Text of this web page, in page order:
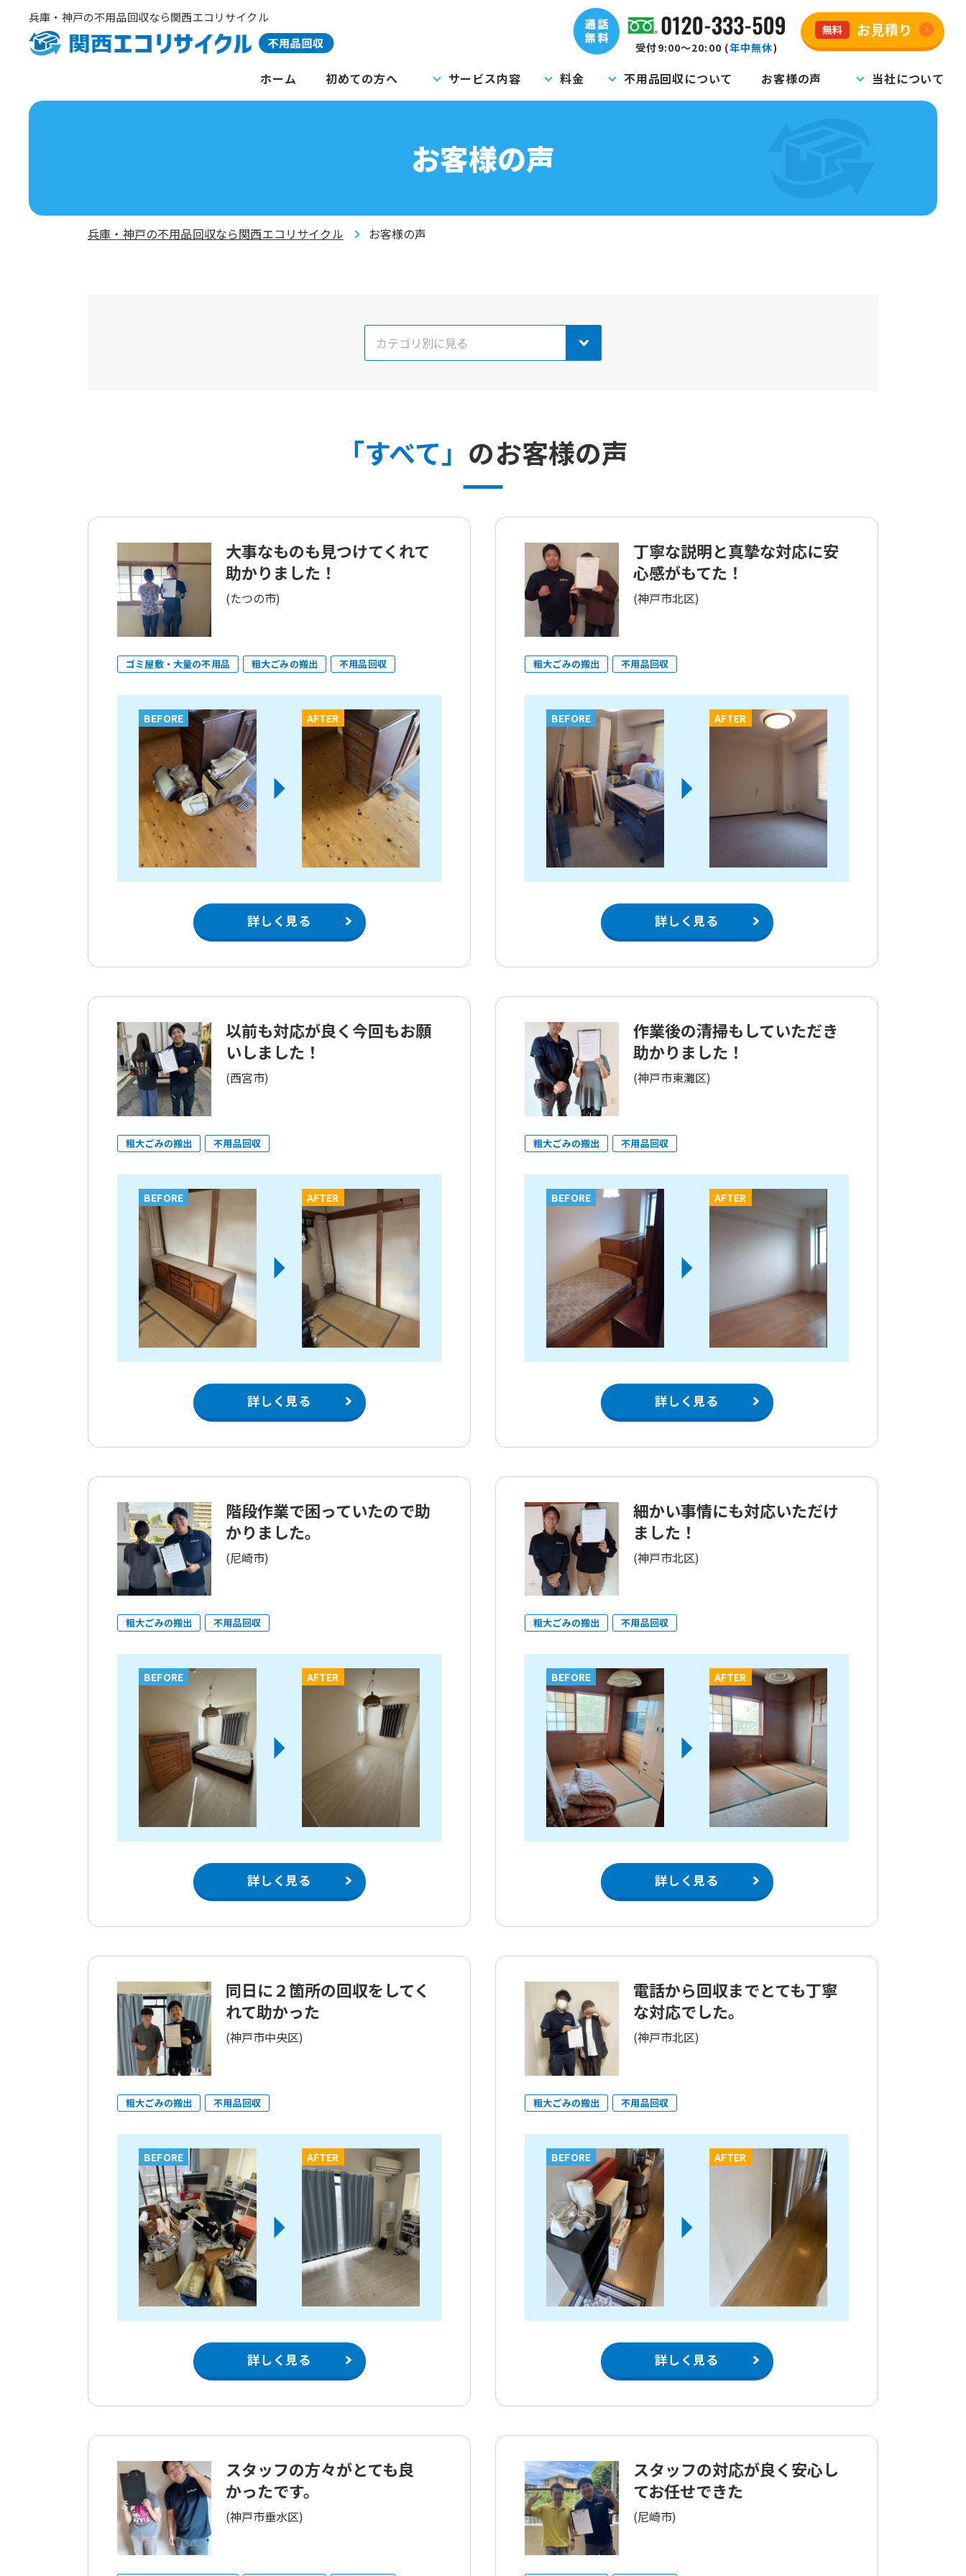
兵庫・神戸の不用品回収なら関西エコリサイクル
受付9:00～20:00 (年中無休)
無料 お見積り
ホーム 初めての方へ サービス内容 料金 不用品回収について お客様の声 当社について
お客様の声
兵庫・神戸の不用品回収なら関西エコリサイクル お客様の声
「すべて」 のお客様の声
大事なものも見つけてくれて
助かりました！
(たつの市)
ゴミ屋敷・大量の不用品 粗大ごみの搬出 不用品回収
BEFORE AFTER
詳しく見る
丁寧な説明と真摯な対応に安
心感がもてた！
(神戸市北区)
粗大ごみの搬出 不用品回収
BEFORE AFTER
詳しく見る
以前も対応が良く今回もお願
いしました！
(西宮市)
粗大ごみの搬出 不用品回収
BEFORE AFTER
詳しく見る
作業後の清掃もしていただき
助かりました！
(神戸市東灘区)
粗大ごみの搬出 不用品回収
BEFORE AFTER
詳しく見る
階段作業で困っていたので助
かりました。
(尼崎市)
粗大ごみの搬出 不用品回収
BEFORE AFTER
詳しく見る
細かい事情にも対応いただけ
ました！
(神戸市北区)
粗大ごみの搬出 不用品回収
BEFORE AFTER
詳しく見る
同日に２箇所の回収をしてく
れて助かった
(神戸市中央区)
粗大ごみの搬出 不用品回収
BEFORE AFTER
詳しく見る
電話から回収までとても丁寧
な対応でした。
(神戸市北区)
粗大ごみの搬出 不用品回収
BEFORE AFTER
詳しく見る
スタッフの方々がとても良
かったです。
(神戸市垂水区)
スタッフの対応が良く安心し
てお任せできた
(尼崎市)